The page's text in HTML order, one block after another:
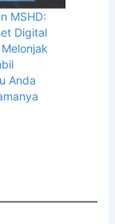
MSHD:
Digital
Anda